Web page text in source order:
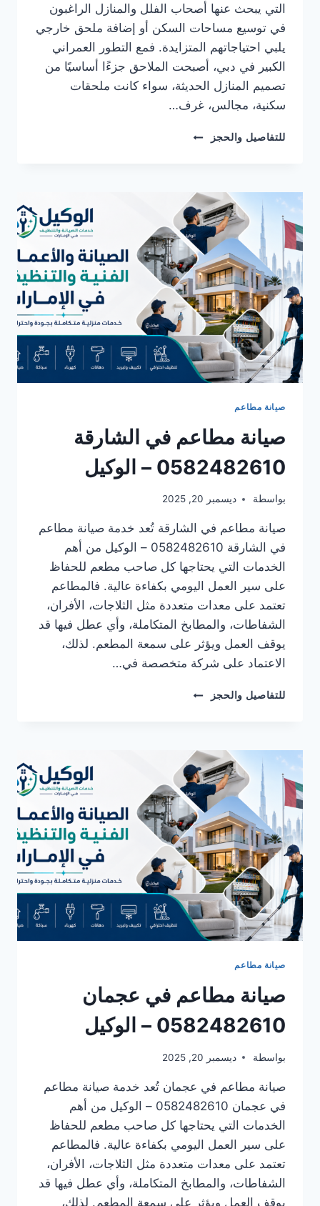
التي يبحث عنها أصحاب الفلل والمنازل الراغبون
في توسيع مساحات السكن أو إضافة ملحق خارجي
يلبي احتياجاتهم المتزايدة. فمع التطور العمراني
الكبير في دبي، أصبحت الملاحق جزءًا أساسيًا من
تصميم المنازل الحديثة، سواء كانت ملحقات
سكنية، مجالس، غرف…
للتفاصيل والحجز
شركة
دبي
0582482610
خصم
30%
صيانة مطاعم
صيانة مطاعم في الشارقة
0582482610 – الوكيل
بواسطة ديسمبر 20, 2025
صيانة مطاعم في الشارقة تُعد خدمة صيانة مطاعم
في الشارقة 0582482610 – الوكيل من أهم
الخدمات التي يحتاجها كل صاحب مطعم للحفاظ
على سير العمل اليومي بكفاءة عالية. فالمطاعم
تعتمد على معدات متعددة مثل الثلاجات، الأفران،
الشفاطات، والمطابخ المتكاملة، وأي عطل فيها قد
يوقف العمل ويؤثر على سمعة المطعم. لذلك،
الاعتماد على شركة متخصصة في…
للتفاصيل والحجز
صيانة
0582482610
–
الوكيل
صيانة مطاعم
صيانة مطاعم في عجمان
0582482610 – الوكيل
بواسطة ديسمبر 20, 2025
صيانة مطاعم في عجمان تُعد خدمة صيانة مطاعم
في عجمان 0582482610 – الوكيل من أهم
الخدمات التي يحتاجها كل صاحب مطعم للحفاظ
على سير العمل اليومي بكفاءة عالية. فالمطاعم
تعتمد على معدات متعددة مثل الثلاجات، الأفران،
الشفاطات، والمطابخ المتكاملة، وأي عطل فيها قد
يوقف العمل ويؤثر على سمعة المطعم. لذلك،